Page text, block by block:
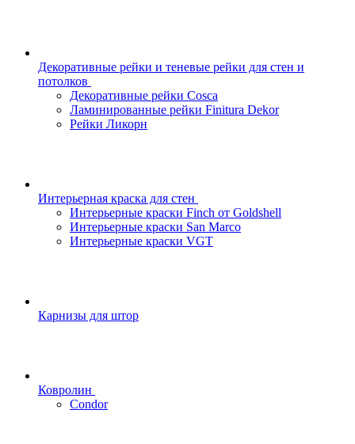
Декоративные рейки и теневые рейки для стен и
потолков
Декоративные рейки Cosca
Ламинированные рейки Finitura Dekor
Рейки Ликорн
Интерьерная краска для стен
Интерьерные краски Finch от Goldshell
Интерьерные краски San Marco
Интерьерные краски VGT
Карнизы для штор
Ковролин
Condor